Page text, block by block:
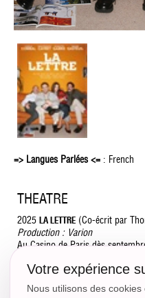
=> Langues Parlées <= : French
THEATRE
2025 LA LETTRE (Co-écrit par
Production : Varion
Au Casino de Paris dès
Votre expérience
Nous utilisons des